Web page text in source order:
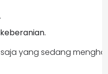
yang sedang